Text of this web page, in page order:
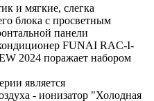
и мягкие, слегка
блока с просветным
панели
FUNAI RAC-I-
2024 поражает набором
является
- ионизатор "Холодная